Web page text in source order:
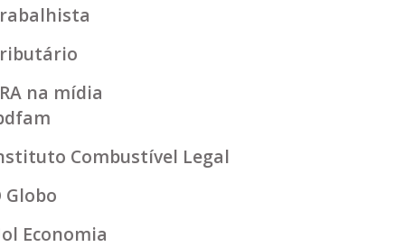
na mídia
Combustível Legal
Globo
Economia